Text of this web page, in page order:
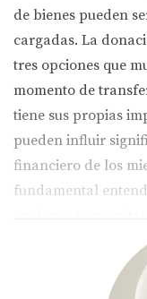
de bienes pueden
cargadas. La
tres opciones que
momento de
tiene sus propias
pueden influir
financiero de los
fundamental
artículo,
prácticos que